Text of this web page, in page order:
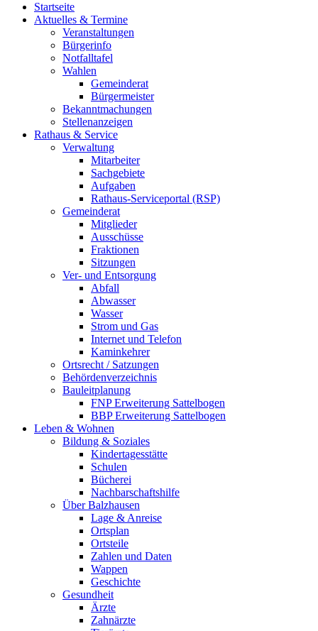
Startseite
Aktuelles & Termine
Veranstaltungen
Bürgerinfo
Notfalltafel
Wahlen
Gemeinderat
Bürgermeister
Bekanntmachungen
Stellenanzeigen
Rathaus & Service
Verwaltung
Mitarbeiter
Sachgebiete
Aufgaben
Rathaus-Serviceportal (RSP)
Gemeinderat
Mitglieder
Ausschüsse
Fraktionen
Sitzungen
Ver- und Entsorgung
Abfall
Abwasser
Wasser
Strom und Gas
Internet und Telefon
Kaminkehrer
Ortsrecht / Satzungen
Behördenverzeichnis
Bauleitplanung
FNP Erweiterung Sattelbogen
BBP Erweiterung Sattelbogen
Leben & Wohnen
Bildung & Soziales
Kindertagesstätte
Schulen
Bücherei
Nachbarschaftshilfe
Über Balzhausen
Lage & Anreise
Ortsplan
Ortsteile
Zahlen und Daten
Wappen
Geschichte
Gesundheit
Ärzte
Zahnärzte